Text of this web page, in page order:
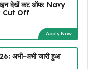
देखें कट ऑफ: Navy
Cut Off
Apply Now
अभी-अभी जारी हुआ